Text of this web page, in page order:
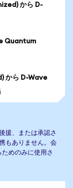
から D-
Quantum
から D-Wave
援、または承認さ
もありません。会
めのみに使用さ